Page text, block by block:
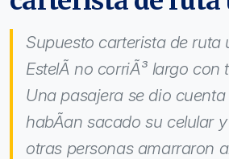
Supuesto carterista de ruta
EstelÃ­ no corriÃ³ largo
Una pasajera se dio
habÃ­an sacado su celular
otras personas amarraron